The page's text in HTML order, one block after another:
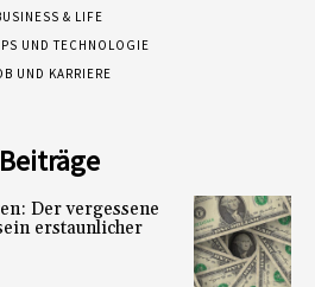
& LIFE
UND TECHNOLOGIE
UND KARRIERE
Beiträge
Der vergessene
erstaunlicher